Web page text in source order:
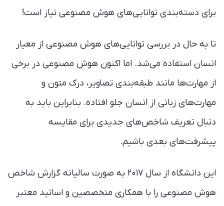
برای دسته‌بندی توانایی‌های هوش مصنوعی نیاز است!
تا به حال در بررسی توانایی‌های هوش مصنوعی از معیار
انسان استفاده می‌شد. اما اکنون هوش مصنوعی در برخی
از مهارت‌ها مانند طبقه‌بندی تصاویر، درک متون و
مهارت‌های زبانی از انسان جلو افتاده. بنابراین باید به
دنبال تعریف شاخص‌های جدیدی برای مقایسه
پیشرفت‌های بعدی باشیم.
این دانشگاه از سال ۲۰۱۷ به صورت سالیانه گزارش شاخص
هوش مصنوعی را با همکاری متخصصین و اساتید معتبر